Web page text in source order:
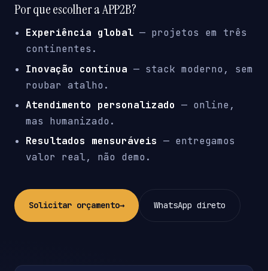
Por que escolher a APP2B?
Experiência global — projetos em três
continentes.
Inovação contínua — stack moderno, sem
roubar atalho.
Atendimento personalizado — online,
mas humanizado.
Resultados mensuráveis — entregamos
valor real, não demo.
Solicitar orçamento→ WhatsApp direto